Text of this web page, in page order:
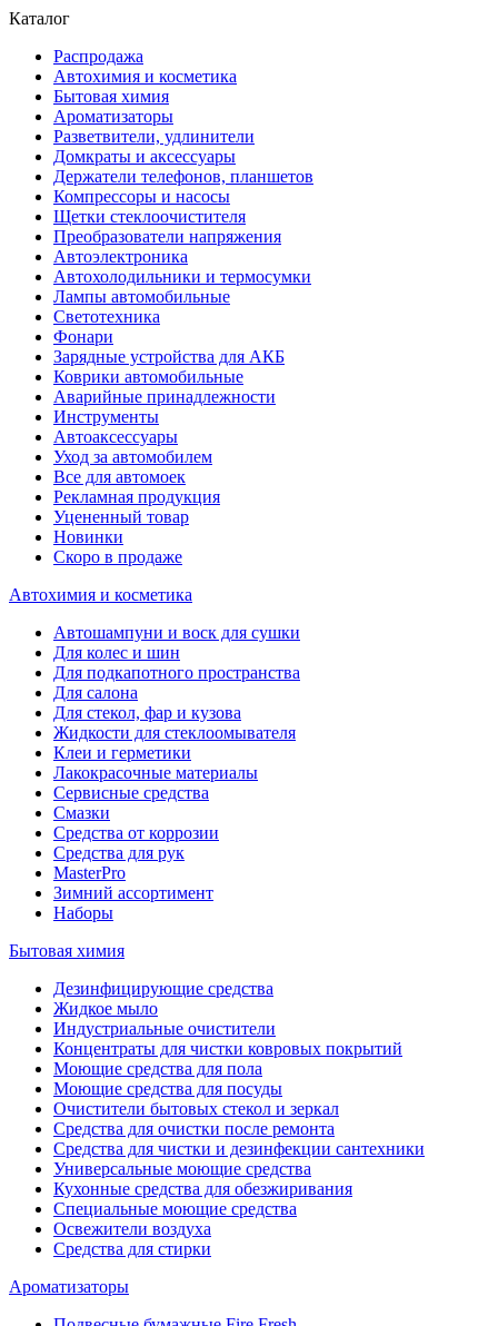
Каталог
Распродажа
Автохимия и косметика
Бытовая химия
Ароматизаторы
Разветвители, удлинители
Домкраты и аксессуары
Держатели телефонов, планшетов
Компрессоры и насосы
Щетки стеклоочистителя
Преобразователи напряжения
Автоэлектроника
Автохолодильники и термосумки
Лампы автомобильные
Светотехника
Фонари
Зарядные устройства для АКБ
Коврики автомобильные
Аварийные принадлежности
Инструменты
Автоаксессуары
Уход за автомобилем
Все для автомоек
Рекламная продукция
Уцененный товар
Новинки
Скоро в продаже
Автохимия и косметика
Автошампуни и воск для сушки
Для колес и шин
Для подкапотного пространства
Для салона
Для стекол, фар и кузова
Жидкости для стеклоомывателя
Клеи и герметики
Лакокрасочные материалы
Сервисные средства
Смазки
Средства от коррозии
Средства для рук
MasterPro
Зимний ассортимент
Наборы
Бытовая химия
Дезинфицирующие средства
Жидкое мыло
Индустриальные очистители
Концентраты для чистки ковровых покрытий
Моющие средства для пола
Моющие средства для посуды
Очистители бытовых стекол и зеркал
Средства для очистки после ремонта
Средства для чистки и дезинфекции сантехники
Универсальные моющие средства
Кухонные средства для обезжиривания
Специальные моющие средства
Освежители воздуха
Средства для стирки
Ароматизаторы